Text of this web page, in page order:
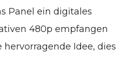
Panel ein digitales
480p empfangen
hervorragende Idee, dies